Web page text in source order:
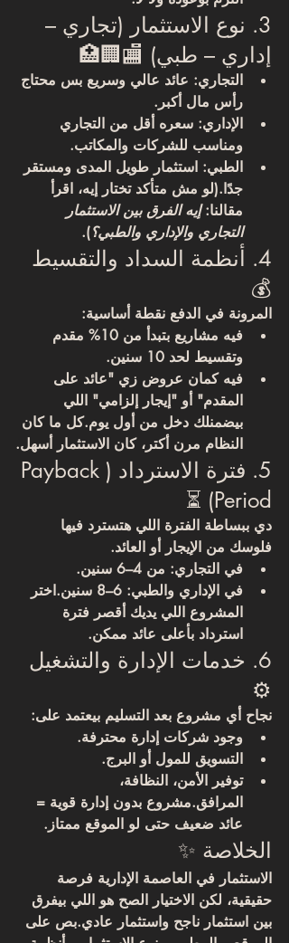
3. نوع الاستثمار (تجاري –
إداري – طبي) 🏬🏢🏥
التجاري: عائد عالي وسريع بس محتاج
رأس مال أكبر.
الإداري: سعره أقل من التجاري
ومناسب للشركات والمكاتب.
الطبي: استثمار طويل المدى ومستقر
جدًا.(لو مش متأكد تختار إيه، اقرأ
مقالنا: إيه الفرق بين الاستثمار
التجاري والإداري والطبي؟).
4. أنظمة السداد والتقسيط
💰
المرونة في الدفع نقطة أساسية:
فيه مشاريع بتبدأ من
10% مقدم
وتقسيط لحد 10 سنين
.
فيه كمان عروض زي "عائد على
المقدم" أو "إيجار إلزامي" اللي
بيضمنلك دخل من أول يوم.كل ما كان
النظام مرن أكتر، كان الاستثمار أسهل.
5. فترة الاسترداد (Payback
Period) ⏳
دي ببساطة الفترة اللي هتسترد فيها
فلوسك من الإيجار أو العائد.
في التجاري: من 4–6 سنين.
في الإداري والطبي: 6–8 سنين.اختر
المشروع اللي يديك أقصر فترة
استرداد بأعلى عائد ممكن.
6. خدمات الإدارة والتشغيل
⚙️
نجاح أي مشروع بعد التسليم بيعتمد على:
وجود شركات إدارة محترفة.
التسويق للمول أو البرج.
توفير الأمن، النظافة،
المرافق.مشروع بدون إدارة قوية =
عائد ضعيف حتى لو الموقع ممتاز.
الخلاصة ✨
الاستثمار في العاصمة الإدارية فرصة
حقيقية، لكن الاختيار الصح هو اللي بيفرق
بين استثمار ناجح واستثمار عادي.بص على